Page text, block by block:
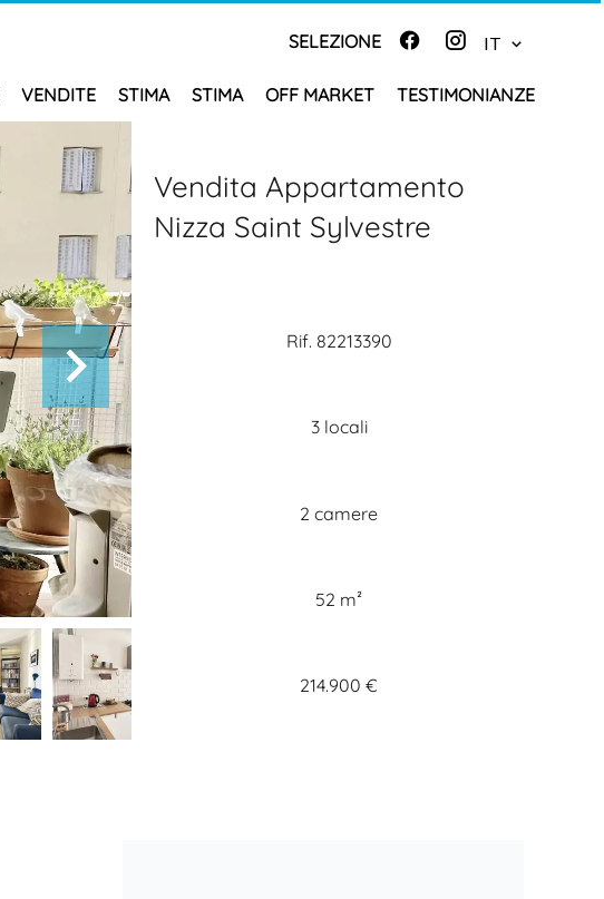
SELEZIONE IT
VENDITE STIMA STIMA OFF MARKET TESTIMONIANZE
Vendita Appartamento
Nizza Saint Sylvestre
Rif. 82213390
3 locali
2 camere
52 m²
214.900 €